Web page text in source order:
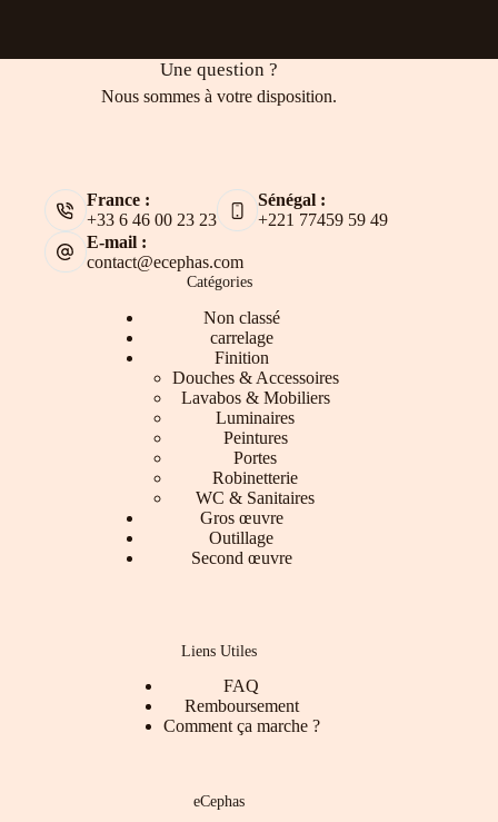
Une question ?
Nous sommes à votre disposition.
France :
+33 6 46 00 23 23
Sénégal :
+221 77459 59 49
E-mail :
contact@ecephas.com
Catégories
Non classé
carrelage
Finition
Douches & Accessoires
Lavabos & Mobiliers
Luminaires
Peintures
Portes
Robinetterie
WC & Sanitaires
Gros œuvre
Outillage
Second œuvre
Liens Utiles
FAQ
Remboursement
Comment ça marche ?
eCephas